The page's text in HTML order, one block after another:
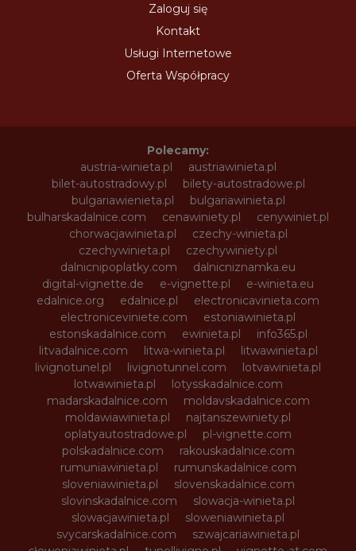
Zaloguj się
Kontakt
Usługi Internetowe
Oferta Współpracy
Polecamy:
austria-winieta.pl
austriawinieta.pl
bilet-autostradowy.pl
bilety-autostradowe.pl
bulgariawienieta.pl
bulgariawinieta.pl
bulharskadalnice.com
cenawiniety.pl
cenywiniet.pl
chorwacjawinieta.pl
czechy-winieta.pl
czechywinieta.pl
czechywiniety.pl
dalnicnipoplatky.com
dalnicniznamka.eu
digital-vignette.de
e-vignette.pl
e-winieta.eu
edalnice.org
edalnice.pl
electronicavinieta.com
electroniceviniete.com
estoniawinieta.pl
estonskadalnice.com
ewinieta.pl
info365.pl
litvadalnice.com
litwa-winieta.pl
litwawinieta.pl
livignotunel.pl
livignotunnel.com
lotvawinieta.pl
lotwawinieta.pl
lotysskadalnice.com
madarskadalnice.com
moldavskadalnice.com
moldawiawinieta.pl
najtanszewiniety.pl
oplatyautostradowe.pl
pl-vignette.com
polskadalnice.com
rakouskadalnice.com
rumuniawinieta.pl
rumunskadalnice.com
sloveniawinieta.pl
slovenskadalnice.com
slovinskadalnice.com
slowacja-winieta.pl
slowacjawinieta.pl
sloweniawinieta.pl
svycarskadalnice.com
szwajcariawinieta.pl